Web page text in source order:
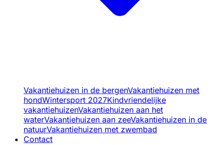
Vakantiehuizen in de bergenVakantiehuizen met
hondWintersport 2027Kindvriendelijke
vakantiehuizenVakantiehuizen aan het
waterVakantiehuizen aan zeeVakantiehuizen in de
natuurVakantiehuizen met zwembad
Contact